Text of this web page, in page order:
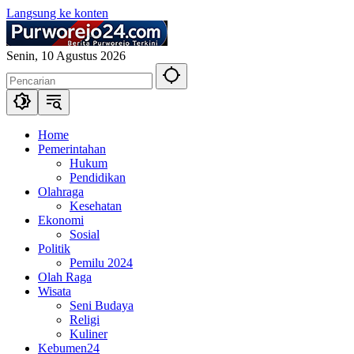
Langsung ke konten
Senin, 10 Agustus 2026
Home
Pemerintahan
Hukum
Pendidikan
Olahraga
Kesehatan
Ekonomi
Sosial
Politik
Pemilu 2024
Olah Raga
Wisata
Seni Budaya
Religi
Kuliner
Kebumen24